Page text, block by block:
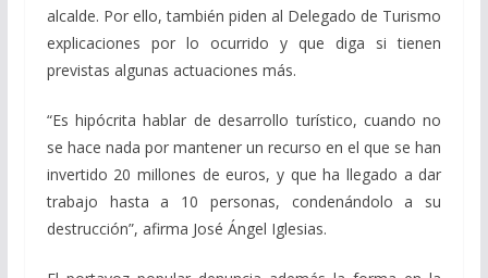
alcalde. Por ello, también piden al Delegado de Turismo
explicaciones por lo ocurrido y que diga si tienen
previstas algunas actuaciones más.
“Es hipócrita hablar de desarrollo turístico, cuando no
se hace nada por mantener un recurso en el que se han
invertido 20 millones de euros, y que ha llegado a dar
trabajo hasta a 10 personas, condenándolo a su
destrucción”, afirma José Ángel Iglesias.